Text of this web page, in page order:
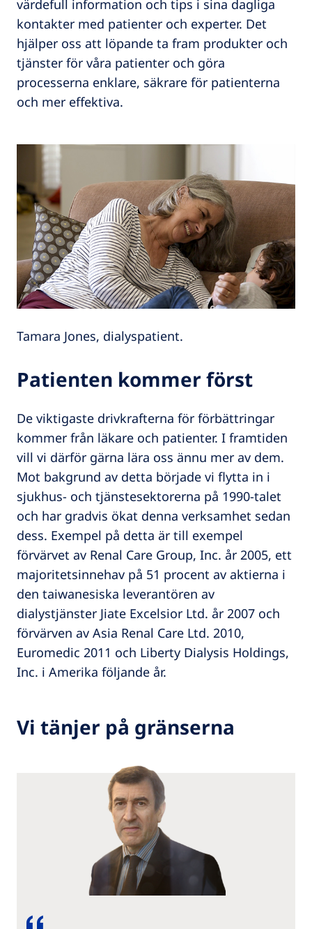
värdefull information och tips i sina dagliga
kontakter med patienter och experter. Det
hjälper oss att löpande ta fram produkter och
tjänster för våra patienter och göra
processerna enklare, säkrare för patienterna
och mer effektiva.
Tamara Jones, dialyspatient.
Patienten kommer först
De viktigaste drivkrafterna för förbättringar
kommer från läkare och patienter. I framtiden
vill vi därför gärna lära oss ännu mer av dem.
Mot bakgrund av detta började vi flytta in i
sjukhus- och tjänstesektorerna på 1990-talet
och har gradvis ökat denna verksamhet sedan
dess. Exempel på detta är till exempel
förvärvet av Renal Care Group, Inc. år 2005, ett
majoritetsinnehav på 51 procent av aktierna i
den taiwanesiska leverantören av
dialystjänster Jiate Excelsior Ltd. år 2007 och
förvärven av Asia Renal Care Ltd. 2010,
Euromedic 2011 och Liberty Dialysis Holdings,
Inc. i Amerika följande år.
Vi tänjer på gränserna